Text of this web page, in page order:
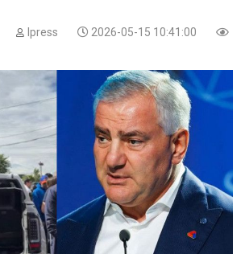
Ipress
2026-05-15 10:41:00